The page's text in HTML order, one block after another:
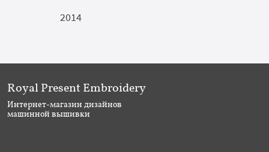
2014
Royal Present Embroidery
Интернет-магазин дизайнов
машинной вышивки